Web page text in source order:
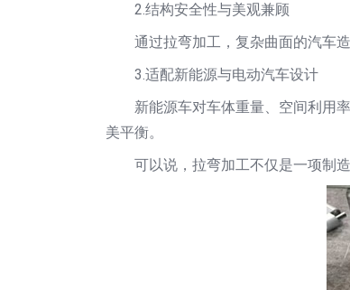
2.结构安全性与美观兼顾
通过拉弯加工，复杂曲面的汽车
3.适配新能源与电动汽车设计
新能源车对车体重量、空间利用
美平衡。
可以说，拉弯加工不仅是一项制